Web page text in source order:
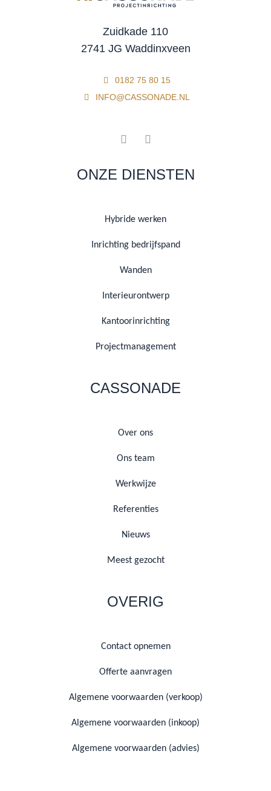
Zuidkade 110
2741 JG Waddinxveen
0182 75 80 15
INFO@CASSONADE.NL
ONZE DIENSTEN
Hybride werken
Inrichting bedrijfspand
Wanden
Interieurontwerp
Kantoorinrichting
Projectmanagement
CASSONADE
Over ons
Ons team
Werkwijze
Referenties
Nieuws
Meest gezocht
OVERIG
Contact opnemen
Offerte aanvragen
Algemene voorwaarden (verkoop)
Algemene voorwaarden (inkoop)
Algemene voorwaarden (advies)